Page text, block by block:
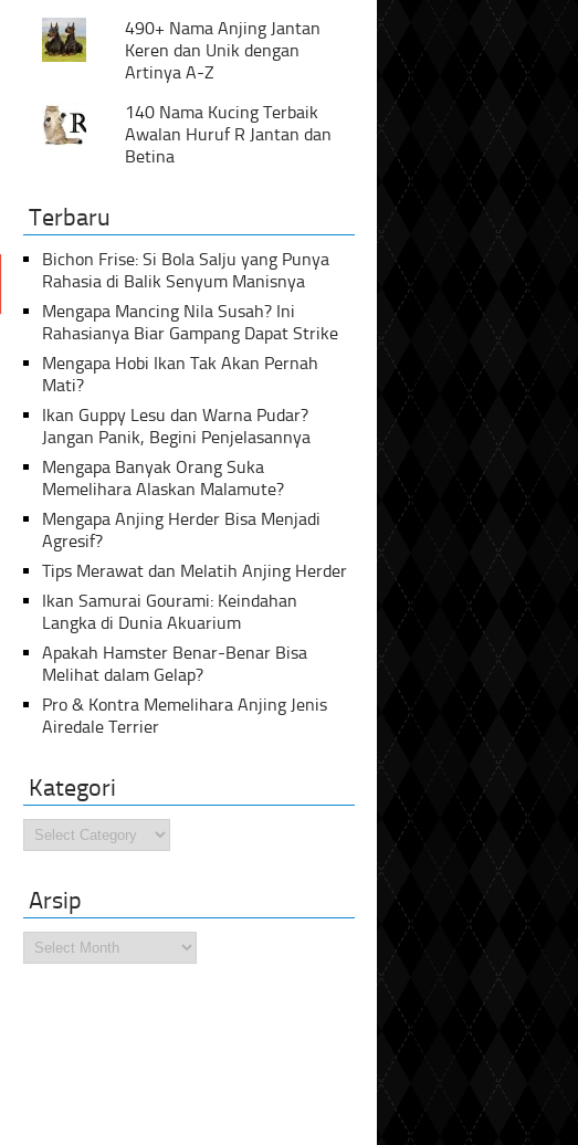
490+ Nama Anjing Jantan
Keren dan Unik dengan
Artinya A-Z
140 Nama Kucing Terbaik
Awalan Huruf R Jantan dan
Betina
Terbaru
Bichon Frise: Si Bola Salju yang Punya
Rahasia di Balik Senyum Manisnya
Mengapa Mancing Nila Susah? Ini
Rahasianya Biar Gampang Dapat Strike
Mengapa Hobi Ikan Tak Akan Pernah
Mati?
Ikan Guppy Lesu dan Warna Pudar?
Jangan Panik, Begini Penjelasannya
Mengapa Banyak Orang Suka
Memelihara Alaskan Malamute?
Mengapa Anjing Herder Bisa Menjadi
Agresif?
Tips Merawat dan Melatih Anjing Herder
Ikan Samurai Gourami: Keindahan
Langka di Dunia Akuarium
Apakah Hamster Benar-Benar Bisa
Melihat dalam Gelap?
Pro & Kontra Memelihara Anjing Jenis
Airedale Terrier
Kategori
Kategori
Arsip
Arsip